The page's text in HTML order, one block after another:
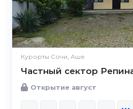
Курорты Сочи, Аше
Частный сектор
Открытие август